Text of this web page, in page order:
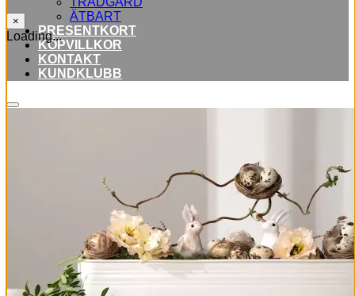
×
Loading...
ÄTBART
PRESENTKORT
KÖPVILLKOR
KONTAKT
KUNDKLUBB